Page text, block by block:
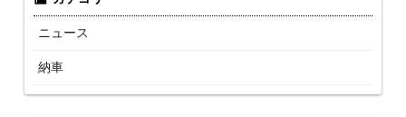
ニュース
納車